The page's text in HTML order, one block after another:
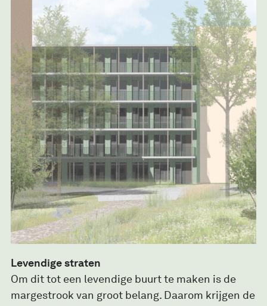
Levendige straten
Om dit tot een levendige buurt te maken is de
margestrook van groot belang. Daarom krijgen de